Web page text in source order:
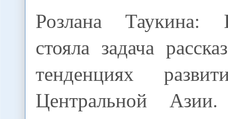
Розлана Таукина:
стояла задача
тенденциях
Центральной